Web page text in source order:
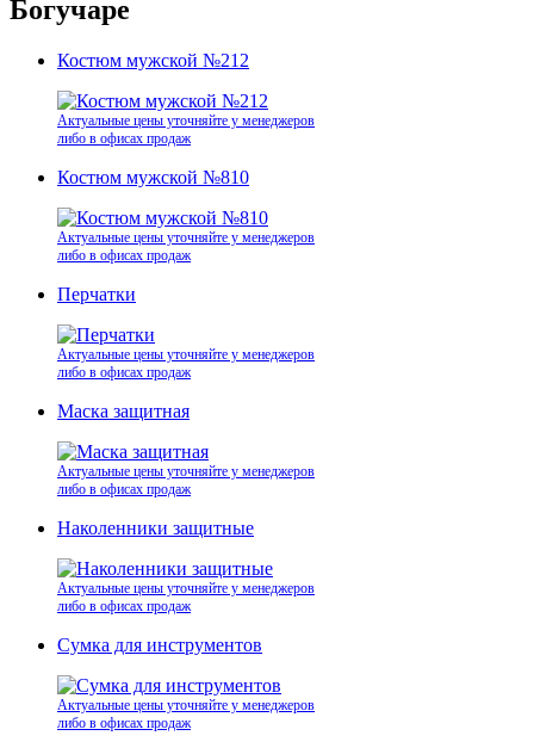
Богучаре
Костюм мужской №212
Актуальные цены уточняйте у менеджеров
либо в офисах продаж
Костюм мужской №810
Актуальные цены уточняйте у менеджеров
либо в офисах продаж
Перчатки
Актуальные цены уточняйте у менеджеров
либо в офисах продаж
Маска защитная
Актуальные цены уточняйте у менеджеров
либо в офисах продаж
Наколенники защитные
Актуальные цены уточняйте у менеджеров
либо в офисах продаж
Сумка для инструментов
Актуальные цены уточняйте у менеджеров
либо в офисах продаж